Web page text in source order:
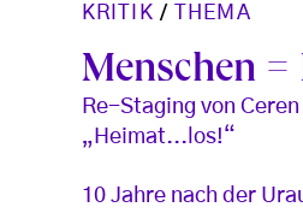
KRITIK / THEMA
Menschen =
Re-Staging von
„Heimat...los!“
10 Jahre nach der